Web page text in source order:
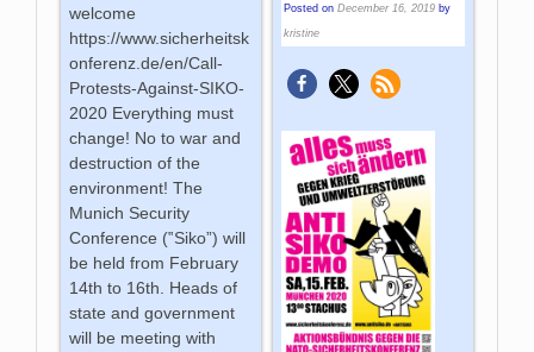
welcome
https://www.sicherheitsk
onferenz.de/en/Call-
Protests-Against-SIKO-
2020 Everything must
change! No to war and
destruction of the
environment! The
Munich Security
Conference (‟Siko”) will
be held from February
14th to 16th. Heads of
state and government
will be meeting with
Posted on December 16, 2019 by
kristine